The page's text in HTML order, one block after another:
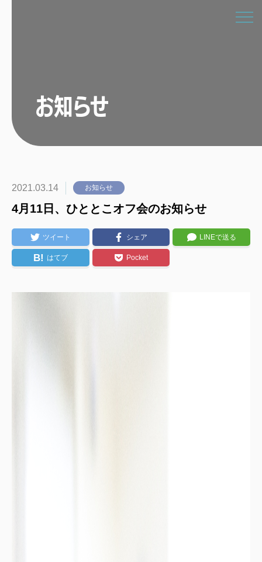
お知らせ
2021.03.14 お知らせ
4月11日、ひととこオフ会のお知らせ
ツイート シェア LINEで送る
B! はてブ Pocket